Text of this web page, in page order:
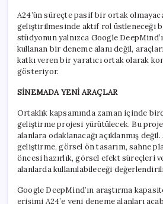
A24’ün süreçte pasif bir ortak
geliştirilmesinde aktif rol üstleneceği
stüdyonun yalnızca Google
kullanan bir deneme alanı değil,
katkı veren bir yaratıcı ortak olarak
gösteriyor.
SİNEMADA YENİ ARAÇLAR
Ortaklık kapsamında zaman içinde
geliştirme projesi yürütülecek. Bu
alanlara odaklanacağı açıklanmış
geliştirme, görsel ön tasarım, sahne
öncesi hazırlık, görsel efekt süreçleri
alanlarda kullanılabileceği
Google DeepMind’ın araştırma
erişimi A24’e yeni deneme alanları